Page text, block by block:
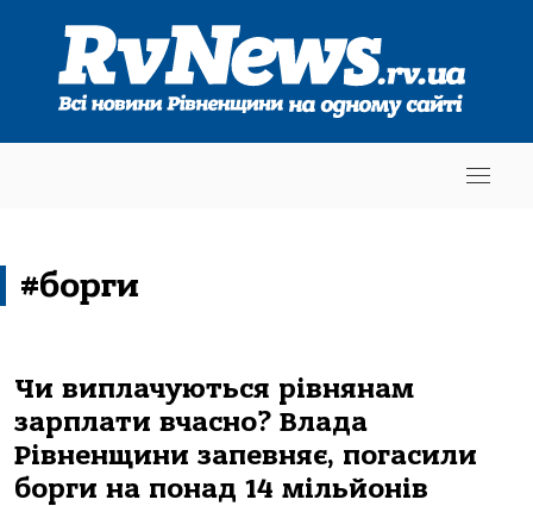
#борги
Чи виплачуються рівнянам
зарплати вчасно? Влада
Рівненщини запевняє, погасили
борги на понад 14 мільйонів